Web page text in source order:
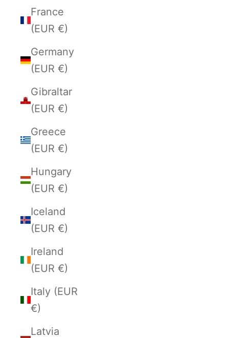
France
(EUR €)
Germany
(EUR €)
Gibraltar
(EUR €)
Greece
(EUR €)
Hungary
(EUR €)
Iceland
(EUR €)
Ireland
(EUR €)
Italy (EUR
€)
Latvia